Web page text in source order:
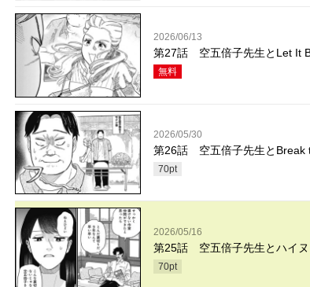
2026/06/13
第27話 空五倍子先生とLet It
無料
2026/05/30
第26話 空五倍子先生とBreak
70pt
2026/05/16
第25話 空五倍子先生とハイ
70pt